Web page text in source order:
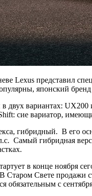
Lexus представил
японский бренд
в двух вариантах:
сие вариатор,
гибридный. В его
Самый гибридная
в конце ноября
Старом Свете продажи
обязательным с